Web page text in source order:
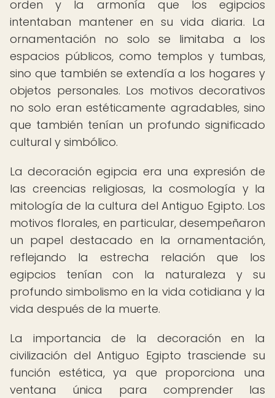
orden y la armonía que los egipcios
intentaban mantener en su vida diaria. La
ornamentación no solo se limitaba a los
espacios públicos, como templos y tumbas,
sino que también se extendía a los hogares y
objetos personales. Los motivos decorativos
no solo eran estéticamente agradables, sino
que también tenían un profundo significado
cultural y simbólico.
La decoración egipcia era una expresión de
las creencias religiosas, la cosmología y la
mitología de la cultura del Antiguo Egipto. Los
motivos florales, en particular, desempeñaron
un papel destacado en la ornamentación,
reflejando la estrecha relación que los
egipcios tenían con la naturaleza y su
profundo simbolismo en la vida cotidiana y la
vida después de la muerte.
La importancia de la decoración en la
civilización del Antiguo Egipto trasciende su
función estética, ya que proporciona una
ventana única para comprender las